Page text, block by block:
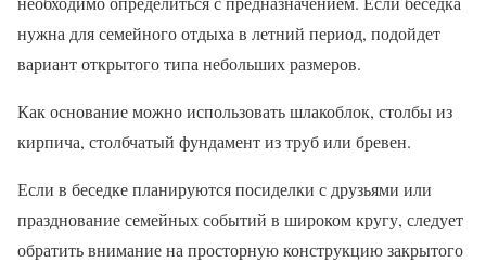
нужна для семейного отдыха в летний период, подойдет
вариант открытого типа небольших размеров.
Как основание можно использовать шлакоблок, столбы из
кирпича, столбчатый фундамент из труб или бревен.
Если в беседке планируются посиделки с друзьями или
празднование семейных событий в широком кругу, следует
обратить внимание на просторную конструкцию закрытого